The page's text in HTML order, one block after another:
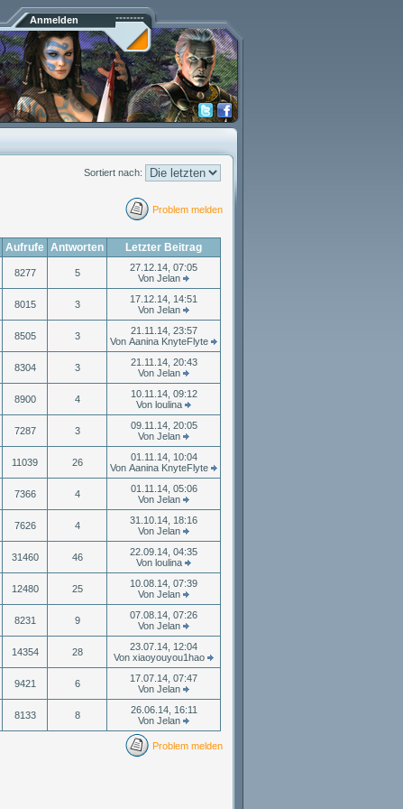
Anmelden
Sortiert nach:
Problem melden
Aufrufe Antworten
Letzter Beitrag
8277 5
27.12.14, 07:05
Von Jelan
8015 3
17.12.14, 14:51
Von Jelan
8505 3
21.11.14, 23:57
Von Aanina KnyteFlyte
8304 3
21.11.14, 20:43
Von Jelan
8900 4
10.11.14, 09:12
Von loulina
7287 3
09.11.14, 20:05
Von Jelan
11039 26
01.11.14, 10:04
Von Aanina KnyteFlyte
7366 4
01.11.14, 05:06
Von Jelan
7626 4
31.10.14, 18:16
Von Jelan
31460 46
22.09.14, 04:35
Von loulina
12480 25
10.08.14, 07:39
Von Jelan
8231 9
07.08.14, 07:26
Von Jelan
14354 28
23.07.14, 12:04
Von xiaoyouyou1hao
9421 6
17.07.14, 07:47
Von Jelan
8133 8
26.06.14, 16:11
Von Jelan
Problem melden